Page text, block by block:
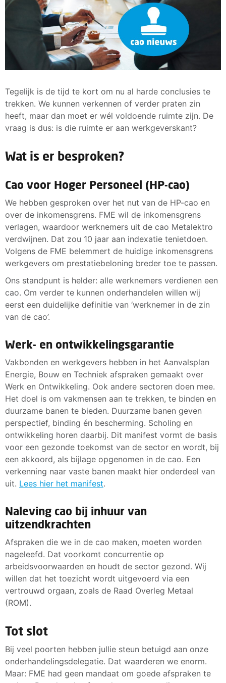
Tegelijk is de tijd te kort om nu al harde conclusies te
trekken. We kunnen verkennen of verder praten zin
heeft, maar dan moet er wél voldoende ruimte zijn. De
vraag is dus: is die ruimte er aan werkgeverskant?
Wat is er besproken?
Cao voor Hoger Personeel (HP-cao)
We hebben gesproken over het nut van de HP-cao en
over de inkomensgrens. FME wil de inkomensgrens
verlagen, waardoor werknemers uit de cao Metalektro
verdwijnen. Dat zou 10 jaar aan indexatie tenietdoen.
Volgens de FME belemmert de huidige inkomensgrens
werkgevers om prestatiebeloning breder toe te passen.
Ons standpunt is helder: alle werknemers verdienen een
cao. Om verder te kunnen onderhandelen willen wij
eerst een duidelijke definitie van ‘werknemer in de zin
van de cao’.
Werk- en ontwikkelingsgarantie
Vakbonden en werkgevers hebben in het Aanvalsplan
Energie, Bouw en Techniek afspraken gemaakt over
Werk en Ontwikkeling. Ook andere sectoren doen mee.
Het doel is om vakmensen aan te trekken, te binden en
duurzame banen te bieden. Duurzame banen geven
perspectief, binding én bescherming. Scholing en
ontwikkeling horen daarbij. Dit manifest vormt de basis
voor een gezonde toekomst van de sector en wordt, bij
een akkoord, als bijlage opgenomen in de cao. Een
verkenning naar vaste banen maakt hier onderdeel van
uit. Lees hier het manifest.
Naleving cao bij inhuur van
uitzendkrachten
Afspraken die we in de cao maken, moeten worden
nageleefd. Dat voorkomt concurrentie op
arbeidsvoorwaarden en houdt de sector gezond. Wij
willen dat het toezicht wordt uitgevoerd via een
vertrouwd orgaan, zoals de Raad Overleg Metaal
(ROM).
Tot slot
Bij veel poorten hebben jullie steun betuigd aan onze
onderhandelingsdelegatie. Dat waarderen we enorm.
Maar: FME had geen mandaat om goede afspraken te